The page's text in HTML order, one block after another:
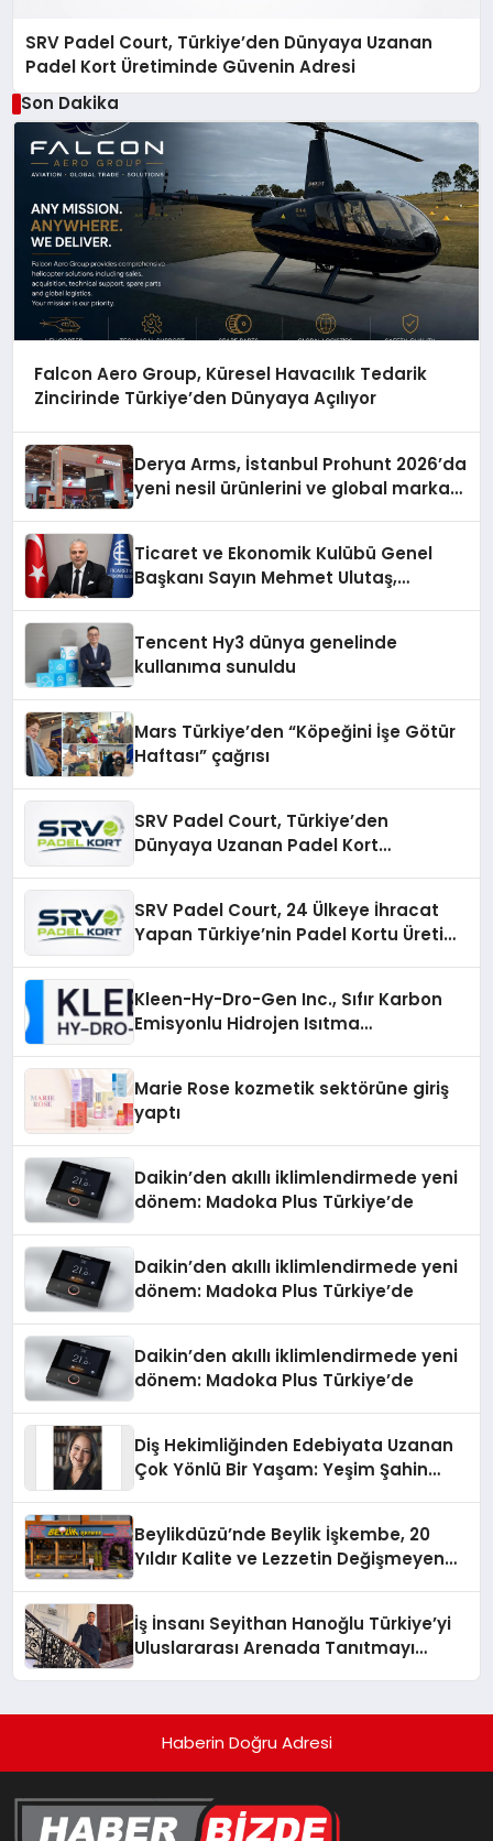
SRV Padel Court, Türkiye’den Dünyaya Uzanan
Padel Kort Üretiminde Güvenin Adresi
Son Dakika
Falcon Aero Group, Küresel Havacılık Tedarik
Zincirinde Türkiye’den Dünyaya Açılıyor
Derya Arms, İstanbul Prohunt 2026’da
yeni nesil ürünlerini ve global marka
Ticaret ve Ekonomik Kulübü Genel
Başkanı Sayın Mehmet Ulutaş,
Tencent Hy3 dünya genelinde
kullanıma sunuldu
Mars Türkiye’den “Köpeğini İşe Götür
Haftası” çağrısı
SRV Padel Court, Türkiye’den
Dünyaya Uzanan Padel Kort
SRV Padel Court, 24 Ülkeye İhracat
Yapan Türkiye’nin Padel Kortu Üretim
Kleen-Hy-Dro-Gen Inc., Sıfır Karbon
Emisyonlu Hidrojen Isıtma
Marie Rose kozmetik sektörüne giriş
yaptı
Daikin’den akıllı iklimlendirmede yeni
dönem: Madoka Plus Türkiye’de
Daikin’den akıllı iklimlendirmede yeni
dönem: Madoka Plus Türkiye’de
Daikin’den akıllı iklimlendirmede yeni
dönem: Madoka Plus Türkiye’de
Diş Hekimliğinden Edebiyata Uzanan
Çok Yönlü Bir Yaşam: Yeşim Şahin
Beylikdüzü’nde Beylik İşkembe, 20
Yıldır Kalite ve Lezzetin Değişmeyen
İş İnsanı Seyithan Hanoğlu Türkiye’yi
Uluslararası Arenada Tanıtmayı
Haberin Doğru Adresi